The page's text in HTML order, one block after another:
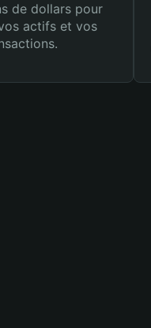
de dollars pour
actifs et vos